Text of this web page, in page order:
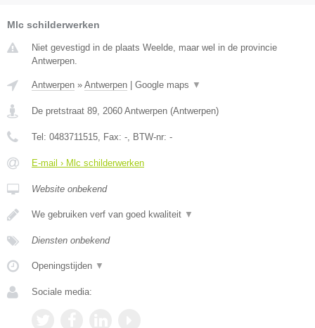
Mlc schilderwerken
Niet gevestigd in de plaats Weelde, maar wel in de provincie
Antwerpen.
Antwerpen » Antwerpen Google maps ▼
De pretstraat 89 2060 Antwerpen (Antwerpen)
Tel: 0483711515 , Fax: - , BTW-nr: -
E-mail › Mlc schilderwerken
Website onbekend
We gebruiken verf van goed kwaliteit ▼
Diensten onbekend
Openingstijden ▼
Sociale media: